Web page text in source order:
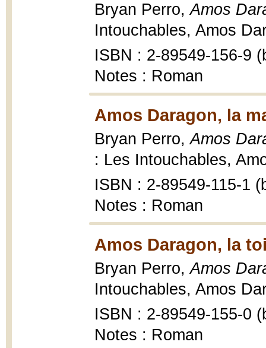
Bryan Perro,Amos
Intouchables, Amos
ISBN : 2-89549-156-9
Notes : Roman
Amos Daragon, la
Bryan Perro,Amos
: Les Intouchables,
ISBN : 2-89549-115-1
Notes : Roman
Amos Daragon, la
Bryan Perro,Amos
Intouchables, Amos
ISBN : 2-89549-155-0
Notes : Roman